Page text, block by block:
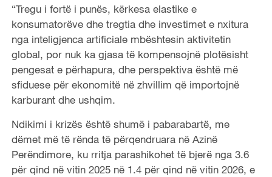
“Tregu i fortë i punës, kërkesa elastike e
konsumatorëve dhe tregtia dhe investimet e nxitura
nga inteligjenca artificiale mbështesin aktivitetin
global, por nuk ka gjasa të kompensojnë plotësisht
pengesat e përhapura, dhe perspektiva është më
sfiduese për ekonomitë në zhvillim që importojnë
karburant dhe ushqim.
Ndikimi i krizës është shumë i pabarabartë, me
dëmet më të rënda të përqendruara në Azinë
Perëndimore, ku rritja parashikohet të bjerë nga 3.6
për qind në vitin 2025 në 1.4 për qind në vitin 2026, e